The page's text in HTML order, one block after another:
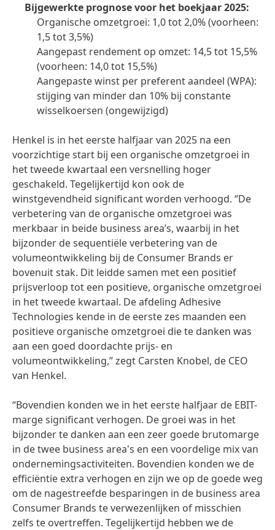
Bijgewerkte prognose voor het boekjaar 2025:
Organische omzetgroei: 1,0 tot 2,0%(voorheen:
1,5 tot 3,5%)
Aangepast rendement op omzet: 14,5 tot 15,5%
(voorheen: 14,0 tot 15,5%)
Aangepaste winst per preferent aandeel (WPA):
stijging van minder dan 10% bij constante
wisselkoersen (ongewijzigd)
Henkel is in het eerste halfjaar van 2025 na een
voorzichtige start bij een organische omzetgroei in
het tweede kwartaal een versnelling hoger
geschakeld. Tegelijkertijd kon ook de
winstgevendheid significant worden verhoogd. “De
verbetering van de organische omzetgroei was
merkbaar in beide business area’s, waarbij in het
bijzonder de sequentiële verbetering van de
volumeontwikkeling bij de Consumer Brands er
bovenuit stak. Dit leidde samen met een positief
prijsverloop tot een positieve, organische omzetgroei
in het tweede kwartaal. De afdeling Adhesive
Technologies kende in de eerste zes maanden een
positieve organische omzetgroei die te danken was
aan een goed doordachte prijs- en
volumeontwikkeling,” zegt Carsten Knobel, de CEO
van Henkel.
“Bovendien konden we in het eerste halfjaar de EBIT-
marge significant verhogen. De groei was in het
bijzonder te danken aan een zeer goede brutomarge
in de twee business area's en een voordelige mix van
ondernemingsactiviteiten. Bovendien konden we de
efficiëntie extra verhogen en zijn we op de goede weg
om de nagestreefde besparingen in de business area
Consumer Brands te verwezenlijken of misschien
zelfs te overtreffen. Tegelijkertijd hebben we de